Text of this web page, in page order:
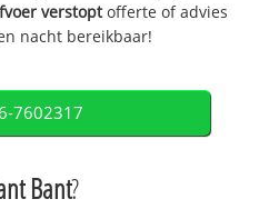
verstoptofferte of advies
nacht bereikbaar!
7602317
Bant?